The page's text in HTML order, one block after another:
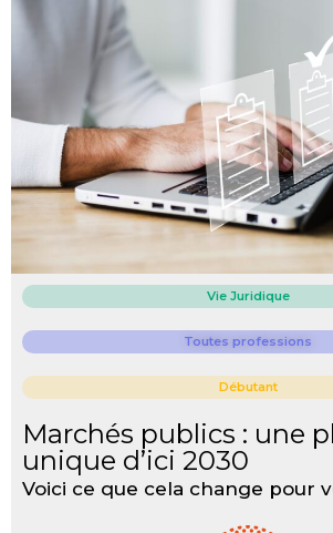
Vie Juridique
Toutes professions
Débutant
Marchés publics : une
unique d’ici 2030
Voici ce que cela change pour